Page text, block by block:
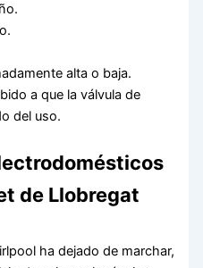
alta o baja.
a que la válvula de
del uso.
de Llobregat
ha dejado de marchar,